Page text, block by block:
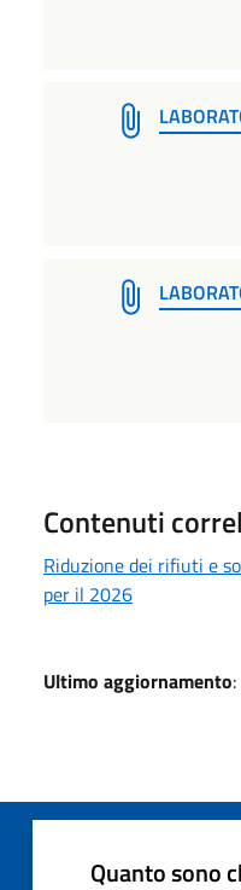
Contenuti
Riduzione dei rifiuti e
per il 2026
Ultimo aggiornamento
Quanto sono